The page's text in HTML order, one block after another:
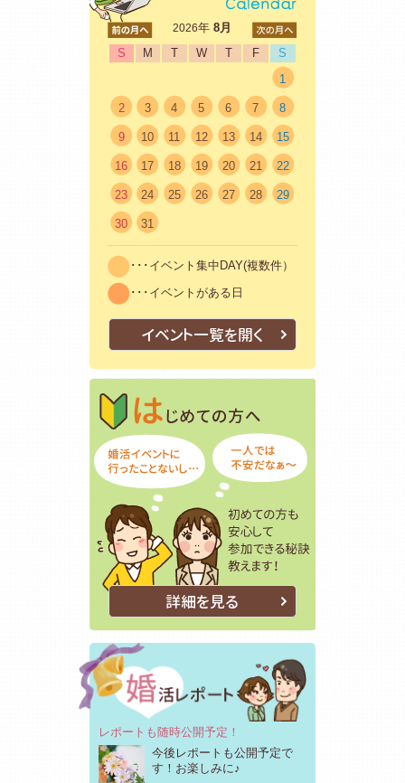
2026年8月
S
M T W T F
S
1
2 3 4 5 6 7 8
9 10 11 12 13 14 15
16 17 18 19 20 21 22
23 24 25 26 27 28 29
30 31
･･･イベント集中DAY(複数件）
･･･イベントがある日
イベント一覧を開く
はじめての方
詳細を見る
レポートも随時公開予定！
今後レポートも公開予定で
す！お楽しみに♪